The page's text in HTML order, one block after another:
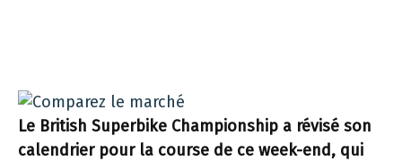
Le British Superbike Championship a révisé son
calendrier pour la course de ce week-end, qui